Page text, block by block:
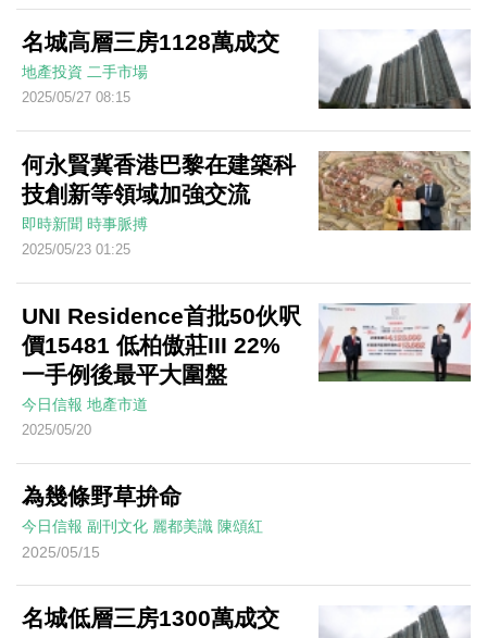
名城高層三房1128萬成交
地產投資 二手市場
2025/05/27 08:15
何永賢冀香港巴黎在建築科
技創新等領域加強交流
即時新聞 時事脈搏
2025/05/23 01:25
UNI Residence首批50伙呎
價15481 低柏傲莊III 22%
一手例後最平大圍盤
今日信報 地產市道
2025/05/20
為幾條野草拚命
今日信報 副刊文化 麗都美識 陳頌紅
2025/05/15
名城低層三房1300萬成交